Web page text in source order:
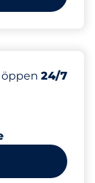
Lördag
öppen 24/7